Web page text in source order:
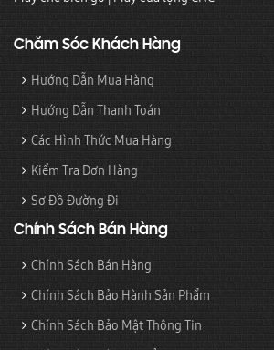
Chăm Sóc Khách Hàng
Hướng Dẫn Mua Hàng
Hướng Dẫn Thanh Toán
Các Hình Thức Mua Hàng
Kiểm Tra Đơn Hàng
Sơ Đồ Đường Đi
Chính Sách Bán Hàng
Chính Sách Bán Hàng
Chính Sách Bảo Hành Sản Phẩm
Chính Sách Bảo Mật Thông Tin